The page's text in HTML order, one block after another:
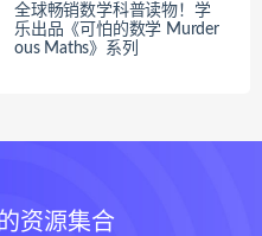
全球畅销数学科普读物！学
乐出品《可怕的数学 Murder
ous Maths》系列
资源集合